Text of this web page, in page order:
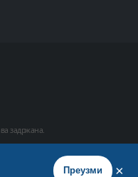
задржана.
Видео галерија
Преузми ×